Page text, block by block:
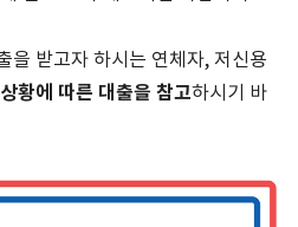
을 받고자 하시는 연체자, 저신용
황에 따른 대출을 참고하시기 바